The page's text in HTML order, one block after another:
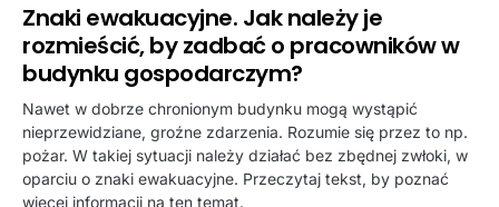
Znaki ewakuacyjne. Jak należy je
rozmieścić, by zadbać o pracowników w
budynku gospodarczym?
Nawet w dobrze chronionym budynku mogą wystąpić
nieprzewidziane, groźne zdarzenia. Rozumie się przez to np.
pożar. W takiej sytuacji należy działać bez zbędnej zwłoki, w
oparciu o znaki ewakuacyjne. Przeczytaj tekst, by poznać
więcej informacji na ten temat.